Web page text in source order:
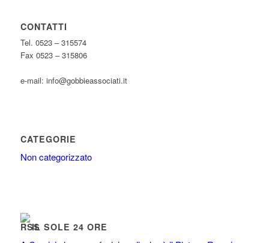
CONTATTI
Tel. 0523 – 315574
Fax 0523 – 315806
e-mail: info@gobbieassociati.it
CATEGORIE
Non categorizzato
IL SOLE 24 ORE